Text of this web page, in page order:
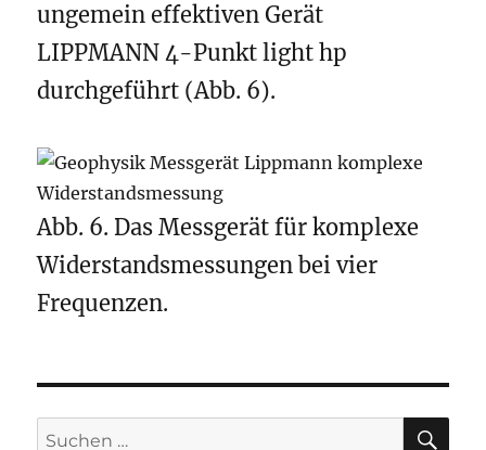
ungemein effektiven Gerät
LIPPMANN 4-Punkt light hp
durchgeführt (Abb. 6).
Abb. 6. Das Messgerät für komplexe
Widerstandsmessungen bei vier
Frequenzen.
Suchen